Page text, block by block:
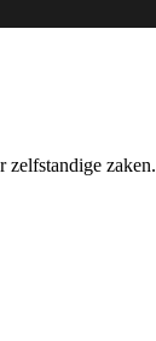
zelfstandige zaken.